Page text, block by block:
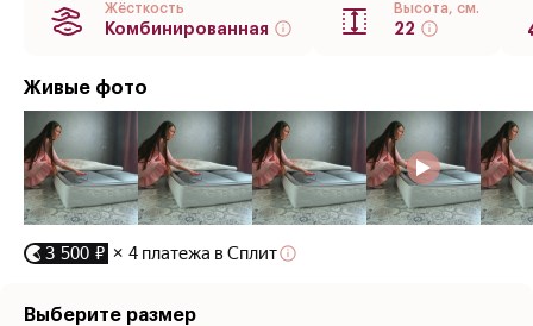
Жёсткость
Комбинированная
Высота, см.
22
Живые фото
3 500 ₽ × 4 платежа в Сплит
Выберите размер